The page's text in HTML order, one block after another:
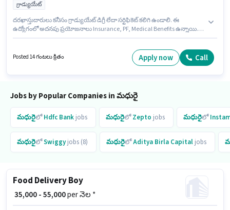
గ్రాడ్యుయేట్
దరఖాస్తుదారులు కనీసం గ్రాడ్యుయేట్ డిగ్రీ లేదా సర్టిఫికెట్ కలిగి ఉండాలి. ఈ
ఉద్యోగంలో అదనపు ప్రయోజనాలు Insurance, PF, Medical Benefits ఉన్నాయి.
ఉంది. ఈ ఉద్యోగం 0 - 1 ఏళ్లు సంవత్సరాల అనుభవం ఉన్న వారికి కోసం, నెల జీతం
Posted 14 గంటలు క్రితం Apply now Call
Jobs by Popular Companies in మధురై
మధురైలోHdfc Bank jobs మధురైలోZepto jobs మధురైలో
మధురైలోSwiggyjobs (8) మధురైలోAditya Birla Capital jobs
Food Delivery Boy
₹ 35,000 - 55,000per నెల *